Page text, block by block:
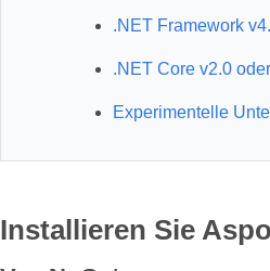
.NET Framework
.NET Core v2.0
Experimentelle
Installieren Sie